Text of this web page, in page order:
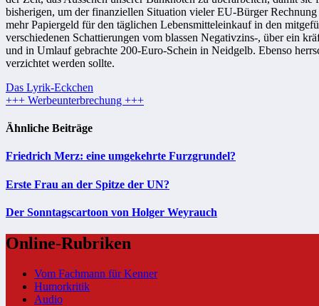
bisherigen, um der finanziellen Situation vieler EU-Bürger
mehr Papiergeld für den täglichen Lebensmitteleinkauf in den
verschiedenen Schattierungen vom blassen Negativzins-, über ein
und in Umlauf gebrachte 200-Euro-Schein in Neidgelb. Ebenso
verzichtet werden sollte.
Beitragsnavigation
Das Lyrik-Eckchen
+++ Werbeunterbrechung +++
Ähnliche Beiträge
Friedrich Merz: eine umgekehrte Furzgrundel?
Erste Frau an der Spitze der UN?
Der Sonntagscartoon von Holger Weyrauch
Online-Rubriken
Vom Fachmann für Kenner
Humorkritik
Audio